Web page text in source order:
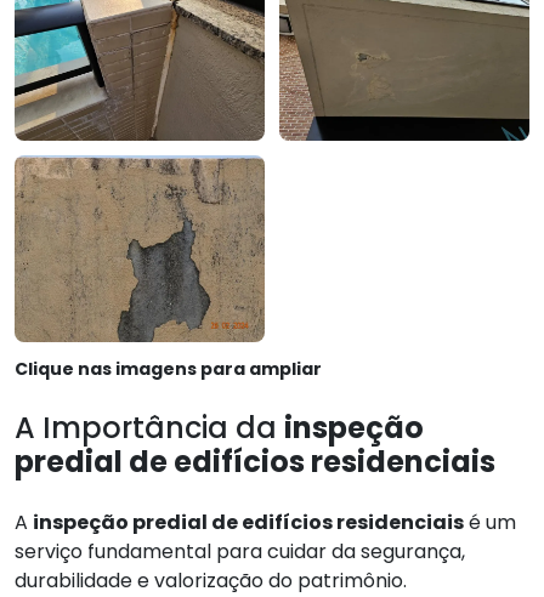
Clique nas imagens para ampliar
A Importância da inspeção
predial de edifícios residenciais
A inspeção predial de edifícios residenciaisé um
serviço fundamental para cuidar da segurança,
durabilidade e valorização do patrimônio.